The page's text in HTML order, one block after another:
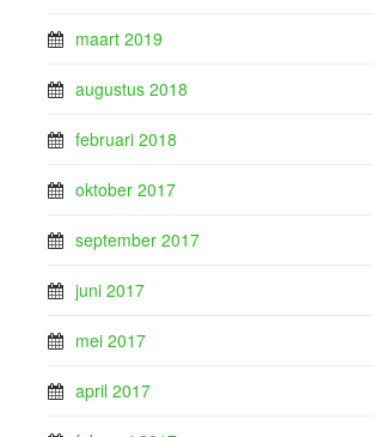
maart 2019
augustus 2018
februari 2018
oktober 2017
september 2017
juni 2017
mei 2017
april 2017